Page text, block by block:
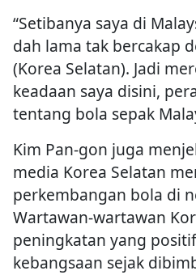
“Setibanya saya di
dah lama tak bercakap
(Korea Selatan). Jadi
keadaan saya disini,
tentang bola sepak
Kim Pan-gon juga
media Korea Selatan
perkembangan bola di
Wartawan-wartawan
peningkatan yang
kebangsaan sejak